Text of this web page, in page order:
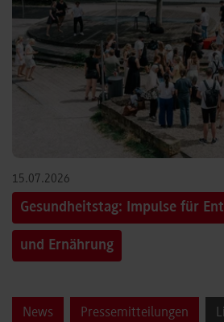
15.07.2026
Gesundheitstag: Impulse für
und Ernährung
News Pressemitteilungen